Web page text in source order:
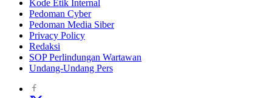
Kode Etik Internal
Pedoman Cyber
Pedoman Media Siber
Privacy Policy
Redaksi
SOP Perlindungan Wartawan
Undang-Undang Pers